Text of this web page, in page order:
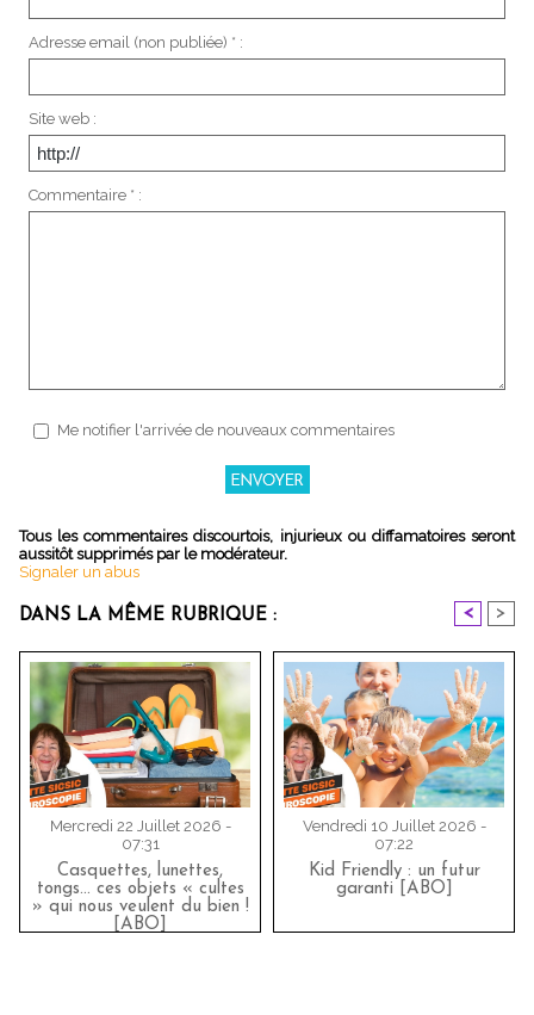
Adresse email (non publiée) * :
Site web :
Commentaire * :
Me notifier l'arrivée de nouveaux commentaires
Tous les commentaires discourtois, injurieux ou diffamatoires seront
aussitôt supprimés par le modérateur.
Signaler un abus
DANS LA MÊME RUBRIQUE : < >
Mercredi 22 Juillet 2026 -
07:31
Casquettes, lunettes,
tongs... ces objets « cultes
» qui nous veulent du bien !
[ABO]
Vendredi 10 Juillet 2026 -
07:22
Kid Friendly : un futur
garanti [ABO]